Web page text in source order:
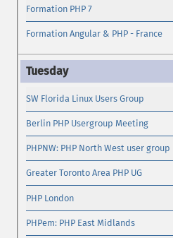
Formation PHP 7
Formation Angular & PHP - France
SW Florida Linux Users Group
Berlin PHP Usergroup Meeting
PHPNW: PHP North West user group
Greater Toronto Area PHP UG
PHP London
PHPem: PHP East Midlands